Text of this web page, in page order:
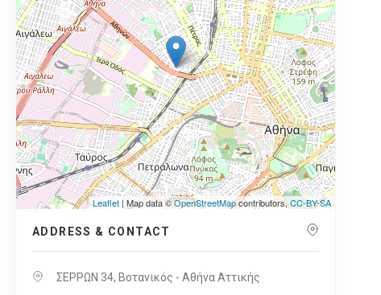
Leaflet | Map data ©OpenStreetMapcontributors,CC-BY-SA
ADDRESS & CONTACT
ΣΕΡΡΩΝ 34, Βοτανικός - Αθήνα Αττικής